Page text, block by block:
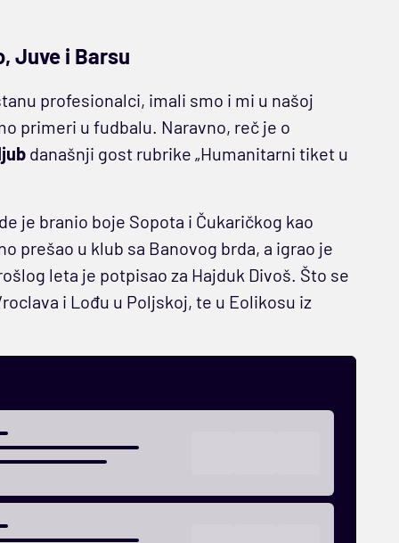
Juve i Barsu
profesionalci, imali smo i mi u našoj
primeri u fudbalu. Naravno, reč je o
današnji gost rubrike „Humanitarni tiket u
je branio boje Sopota i Čukaričkog kao
prešao u klub sa Banovog brda, a igrao je
leta je potpisao za Hajduk Divoš. Što se
i Lođu u Poljskoj, te u Eolikosu iz